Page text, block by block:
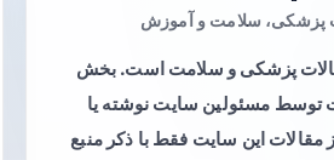
پزشکی، سلامت و آموزش
پزشکی و سلامت است. بخش
توسط مسئولین سایت نوشته یا
مقالات این سایت فقط با ذکر منبع